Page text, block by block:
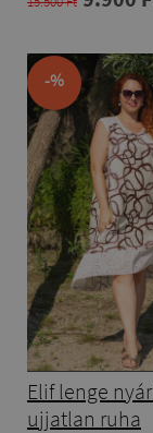
-%
Elif lenge
ujjatlan ruha